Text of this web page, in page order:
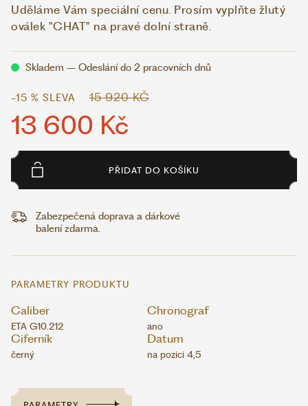
Uděláme Vám speciální cenu. Prosím vyplňte žlutý
oválek "CHAT" na pravé dolní straně.
Skladem – Odeslání do 2 pracovních dnů
-15 % SLEVA 15 920 KČ
13 600 Kč
PŘIDAT DO KOŠÍKU
Zabezpečená doprava a dárkové
balení zdarma.
PARAMETRY PRODUKTU
Caliber
ETA G10.212
Chronograf
ano
Ciferník
černý
Datum
na pozici 4,5